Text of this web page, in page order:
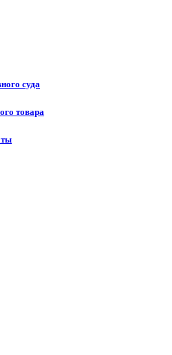
суда
товара